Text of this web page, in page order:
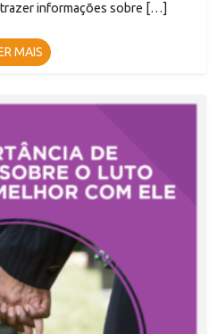
informações sobre […]
MAIS